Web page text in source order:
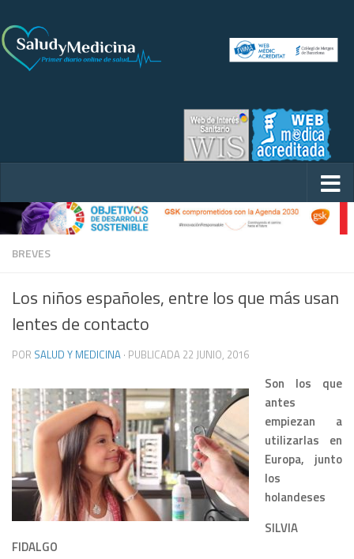
BREVES
Los niños españoles, entre los que más usan
lentes de contacto
POR SALUD Y MEDICINA · PUBLICADA 22 JUNIO, 2016
Son los que
antes
empiezan a
utilizarlas en
Europa, junto
los
holandeses
SILVIA
FIDALGO